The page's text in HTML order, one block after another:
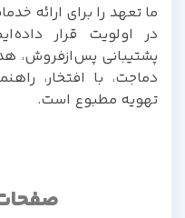
ما تعهد را برای ارائه خدمات
در اولویت قرار
پشتیبانی پس‌از‌فروش، هدف
دماجت، با افتخار،
تهویه مطبوع است.
صفحات